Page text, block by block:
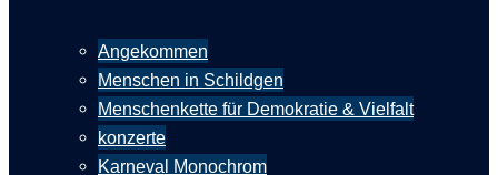
Angekommen
Menschen in Schildgen
Menschenkette für Demokratie & Vielfalt
konzerte
Karneval Monochrom